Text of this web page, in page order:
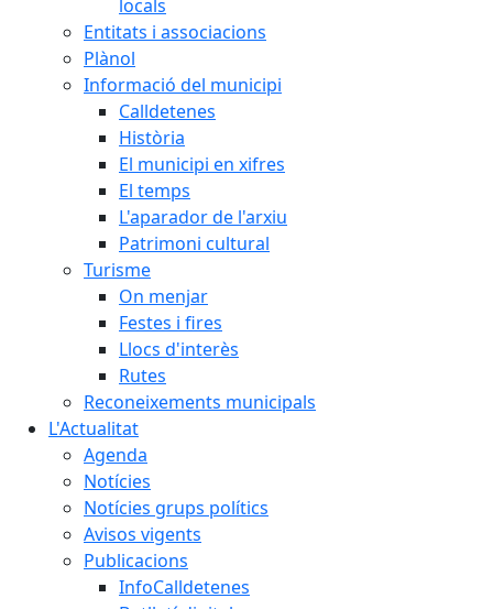
locals
Entitats i associacions
Plànol
Informació del municipi
Calldetenes
Història
El municipi en xifres
El temps
L'aparador de l'arxiu
Patrimoni cultural
Turisme
On menjar
Festes i fires
Llocs d'interès
Rutes
Reconeixements municipals
L'Actualitat
Agenda
Notícies
Notícies grups polítics
Avisos vigents
Publicacions
InfoCalldetenes